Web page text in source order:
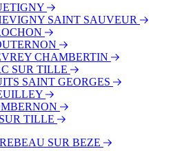
SAINT SAUVEUR
CHAMBERTIN
SUR TILLE
SAINT GEORGES
TILLE
SUR BEZE